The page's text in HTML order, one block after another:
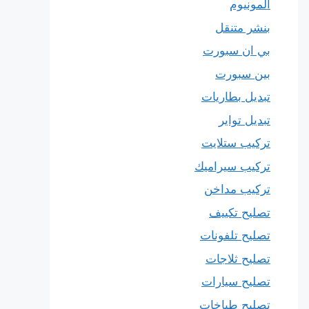
المونيوم
بنشر متنقل
بي ان سبورت
بين سبورت
تبديل بطاريات
تبديل تواير
تركيب ستلايت
تركيب سيراميك
تركيب مداخن
تصليح تكييف
تصليح تلفونات
تصليح ثلاجات
تصليح سيارات
تصليح طباخات